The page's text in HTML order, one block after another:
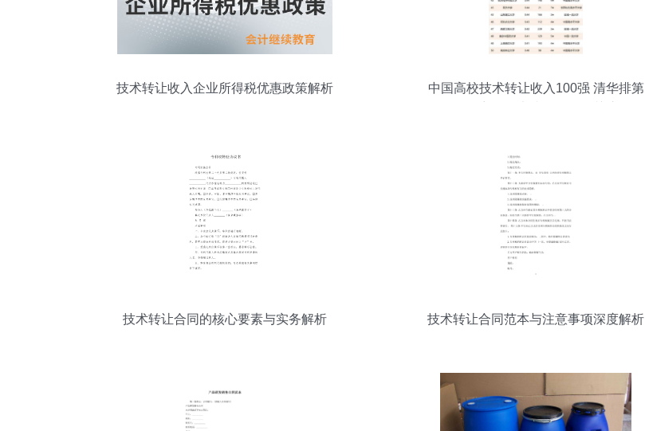
技术转让收入企业所得税优惠政策解析
中国高校技术转让收入100强 清华排第
技术转让合同的核心要素与实务解析 技术转让合同范本与注意事项深度解析